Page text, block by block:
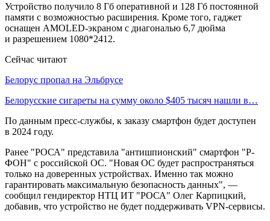
Устройство получило 8 Гб оперативной и 128 Гб постоянной
памяти с возможностью расширения. Кроме того, гаджет
оснащен AMOLED-экраном с диагональю 6,7 дюйма
и разрешением 1080*2412.
Сейчас читают
Белорус пропал на Эльбрусе
Белорусские сигареты на сумму около $405 тысяч нашли в…
По данным пресс-службы, к заказу смартфон будет доступен
в 2024 году.
Ранее "РОСА" представила "антишпионский" смартфон "Р-
ФОН" с российской ОС. "Новая ОС будет распространяться
только на доверенных устройствах. Именно так можно
гарантировать максимальную безопасность данных", —
сообщил гендиректор НТЦ ИТ "РОСА" Олег Карпицкий,
добавив, что устройство не будет поддерживать VPN-сервисы.